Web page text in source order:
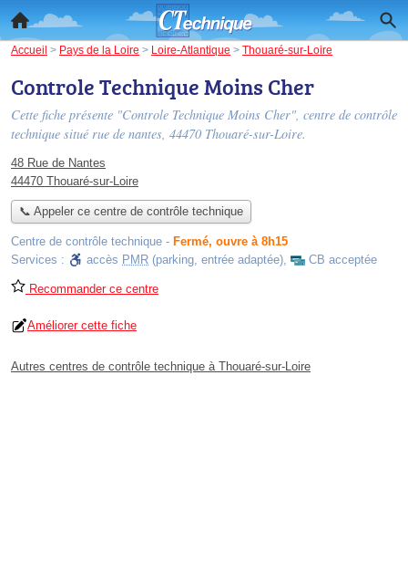
Accueil > Pays de la Loire > Loire-Atlantique > Thouaré-sur-Loire
Controle Technique Moins Cher
Cette fiche présente "Controle Technique Moins Cher", centre de contrôle
technique situé rue de nantes, 44470 Thouaré-sur-Loire.
48 Rue de Nantes
44470 Thouaré-sur-Loire
📞 Appeler ce centre de contrôle technique
Centre de contrôle technique - Fermé, ouvre à 8h15
Services :
accès PMR (parking, entrée adaptée), CB acceptée
Recommander ce centre
Améliorer cette fiche
Autres centres de contrôle technique à Thouaré-sur-Loire